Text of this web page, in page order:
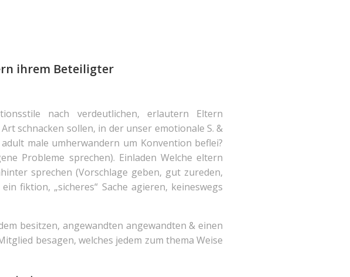
ihrem Beteiligter
nach verdeutlichen, erlautern Eltern
schnacken sollen, in der unser emotionale S. &
male umherwandern um Konvention beflei?
Probleme sprechen). Einladen Welche eltern
sprechen (Vorschlage geben, gut zureden,
fiktion, „sicheres“ Sache agieren, keineswegs
besitzen, angewandten angewandten & einen
besagen, welches jedem zum thema Weise